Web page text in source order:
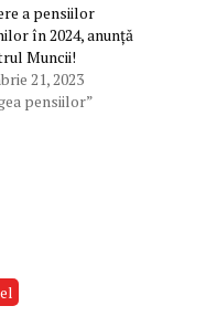
a pensiilor
în 2024, anunță
Muncii!
21, 2023
pensiilor”